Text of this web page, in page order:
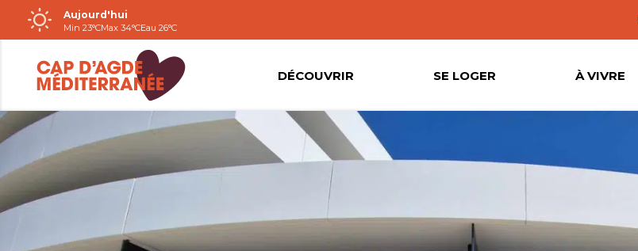
Passer
au
contenu
Aujourd'hui
Min 23°CMax 34°CEau 26°C
DÉCOUVRIR SE LOGER À VIVRE